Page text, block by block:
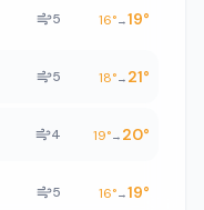
5 16°→19°
5 18°→ 21°
4 19°→ 20°
5 16°→19°